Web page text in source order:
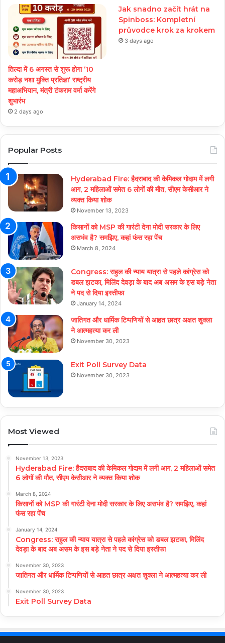
तिल्दा में 6 अगस्त से शुरू होगा ‘10
करोड़ नशा मुक्ति प्रतिज्ञा’ राष्ट्रीय
महाअभियान, मंत्री टंकराम वर्मा करेंगे
शुभारंभ
2 days ago
Jak snadno začít hrát na
Spinboss: Kompletní
průvodce krok za krokem
3 days ago
Popular Posts
Hyderabad Fire: हैदराबाद की केमिकल गोदाम में लगी
आग, 2 महिलाओं समेत 6 लोगों की मौत, सीएम केसीआर ने
व्यक्त किया शोक
November 13, 2023
किसानों को MSP की गारंटी देना मोदी सरकार के लिए
असभंव है? समझिए, कहां फंस रहा पेंच
March 8, 2024
Congress: राहुल की न्याय यात्रा से पहले कांग्रेस को
डबल झटका, मिलिंद देवड़ा के बाद अब असम के इस बड़े नेता
ने पद से दिया इस्तीफा
January 14, 2024
जातिगत और धार्मिक टिप्पणियों से आहत छात्र अक्षत शुक्ला
ने आत्महत्या कर ली
November 30, 2023
Exit Poll Survey Data
November 30, 2023
Most Viewed
November 13, 2023
Hyderabad Fire: हैदराबाद की केमिकल गोदाम में लगी आग, 2 महिलाओं समेत
6 लोगों की मौत, सीएम केसीआर ने व्यक्त किया शोक
March 8, 2024
किसानों को MSP की गारंटी देना मोदी सरकार के लिए असभंव है? समझिए, कहां
फंस रहा पेंच
January 14, 2024
Congress: राहुल की न्याय यात्रा से पहले कांग्रेस को डबल झटका, मिलिंद
देवड़ा के बाद अब असम के इस बड़े नेता ने पद से दिया इस्तीफा
November 30, 2023
जातिगत और धार्मिक टिप्पणियों से आहत छात्र अक्षत शुक्ला ने आत्महत्या कर ली
November 30, 2023
Exit Poll Survey Data